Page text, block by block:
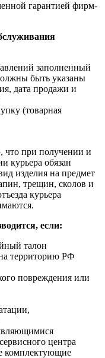
гарантией фирм-
заполненный
быть указаны
дата продажи и
(товарная
что при получении и
курьера обязан
изделия на предмет
трещин, сколов и
курьера
если:
талон
территорию РФ
повреждения или
центра
комплектующие